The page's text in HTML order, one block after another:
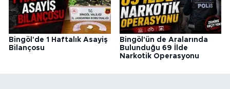
Bingöl'de 1 Haftalık Asayiş
Bilançosu
Bingöl'ün de Aralarında
Bulunduğu 69 İlde
Narkotik Operasyonu